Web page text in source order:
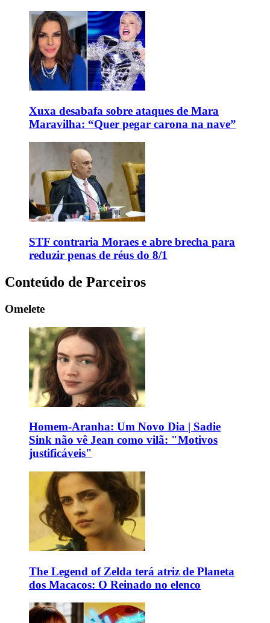
Xuxa desabafa sobre ataques de Mara
Maravilha: “Quer pegar carona na nave”
STF contraria Moraes e abre brecha para
reduzir penas de réus do 8/1
Conteúdo de Parceiros
Omelete
Homem-Aranha: Um Novo Dia | Sadie
Sink não vê Jean como vilã: "Motivos
justificáveis"
The Legend of Zelda terá atriz de Planeta
dos Macacos: O Reinado no elenco